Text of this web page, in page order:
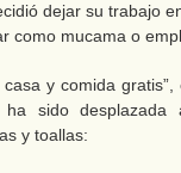
dejar su trabajo
como mucama o
casa y comida
ha sido
y toallas: